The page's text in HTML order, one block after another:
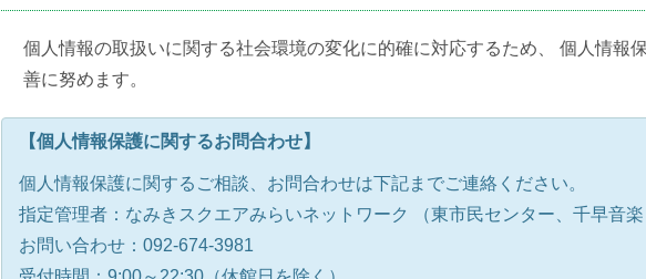
個人情報の取扱いに関する社会環境の変化に的確に対応するため、 個人情報
善に努めます。
【個人情報保護に関するお問合わせ】
個人情報保護に関するご相談、お問合わせは下記までご連絡ください。
指定管理者：なみきスクエアみらいネットワーク （東市民センター、千早音
お問い合わせ：092-674-3981